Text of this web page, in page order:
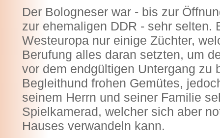
Der Bologneser war - bis zur
zur ehemaligen DDR - sehr selten.
Westeuropa nur einige Züchter,
Berufung alles daran setzten, um
vor dem endgültigen Untergang zu
Begleithund frohen Gemütes,
seinem Herrn und seiner Familie
Spielkamerad, welcher sich aber
Hauses verwandeln kann.